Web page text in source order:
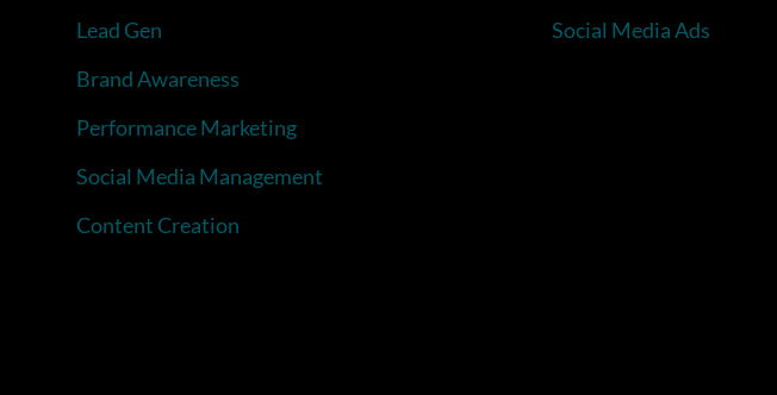
Lead Gen
Brand Awareness
Performance Marketing
Social Media Management
Content Creation
Social Media Ads